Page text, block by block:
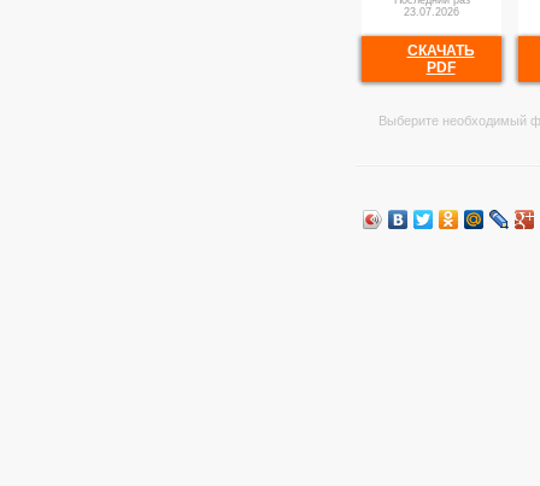
23.07.2026
СКАЧАТЬ
PDF
Выберите необходимый